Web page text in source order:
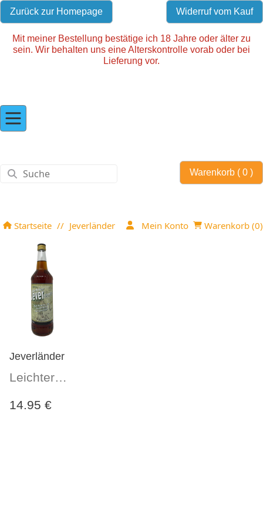
Zurück zur Homepage Widerruf vom Kauf
Mit meiner Bestellung bestätige ich 18 Jahre oder älter zu
sein. Wir behalten uns eine Alterskontrolle vorab oder bei
Lieferung vor.
Warenkorb ( 0)
Startseite // Jeverländer Mein Konto Warenkorb (0)
Jeverländer
Leichter
fast ein
14.95 €